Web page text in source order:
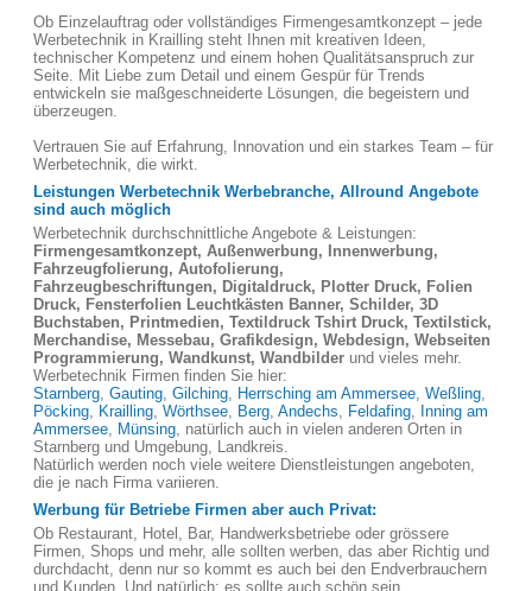
Ob Einzelauftrag oder vollständiges Firmengesamtkonzept – jede
Werbetechnik in Krailling steht Ihnen mit kreativen Ideen,
technischer Kompetenz und einem hohen Qualitätsanspruch zur
Seite. Mit Liebe zum Detail und einem Gespür für Trends
entwickeln sie maßgeschneiderte Lösungen, die begeistern und
überzeugen.
Vertrauen Sie auf Erfahrung, Innovation und ein starkes Team – für
Werbetechnik, die wirkt.
Leistungen Werbetechnik Werbebranche, Allround Angebote
sind auch möglich
Werbetechnik durchschnittliche Angebote & Leistungen:
Firmengesamtkonzept, Außenwerbung, Innenwerbung,
Fahrzeugfolierung, Autofolierung,
Fahrzeugbeschriftungen, Digitaldruck, Plotter Druck, Folien
Druck, Fensterfolien Leuchtkästen Banner, Schilder, 3D
Buchstaben, Printmedien, Textildruck Tshirt Druck, Textilstick,
Merchandise, Messebau, Grafikdesign, Webdesign, Webseiten
Programmierung, Wandkunst, Wandbilder und vieles mehr.
Werbetechnik Firmen finden Sie hier:
Starnberg, Gauting, Gilching, Herrsching am Ammersee, Weßling,
Pöcking, Krailling, Wörthsee, Berg, Andechs, Feldafing, Inning am
Ammersee, Münsing, natürlich auch in vielen anderen Orten in
Starnberg und Umgebung, Landkreis.
Natürlich werden noch viele weitere Dienstleistungen angeboten,
die je nach Firma variieren.
Werbung für Betriebe Firmen aber auch Privat:
Ob Restaurant, Hotel, Bar, Handwerksbetriebe oder grössere
Firmen, Shops und mehr, alle sollten werben, das aber Richtig und
durchdacht, denn nur so kommt es auch bei den Endverbrauchern
und Kunden. Und natürlich: es sollte auch schön sein.